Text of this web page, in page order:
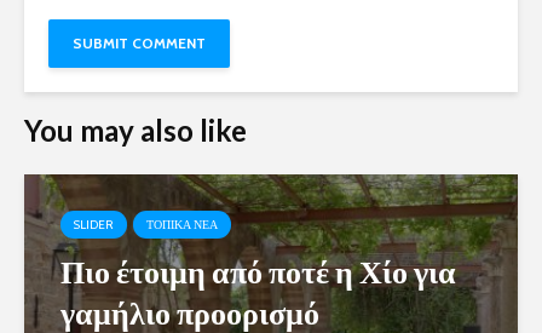
You may also like
SLIDER ΤΟΠΙΚΑ ΝΕΑ
Πιο έτοιμη από ποτέ η Χίο για
γαμήλιο προορισμό